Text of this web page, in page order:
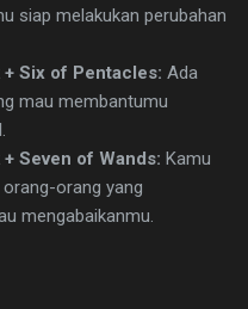
siap melakukan perubahan
Six of Pentacles: Ada
mau membantumu
Seven of Wands: Kamu
orang yang
mengabaikanmu.